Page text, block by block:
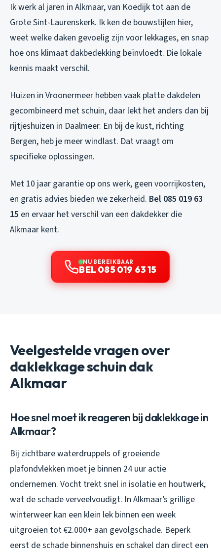
Ik werk al jaren in Alkmaar, van Koedijk tot aan de
Grote Sint-Laurenskerk. Ik ken de bouwstijlen hier,
weet welke daken gevoelig zijn voor lekkages, en snap
hoe ons klimaat dakbedekking beïnvloedt. Die lokale
kennis maakt verschil.
Huizen in Vroonermeer hebben vaak platte dakdelen
gecombineerd met schuin, daar lekt het anders dan bij
rijtjeshuizen in Daalmeer. En bij de kust, richting
Bergen, heb je meer windlast. Dat vraagt om
specifieke oplossingen.
Met 10 jaar garantie op ons werk, geen voorrijkosten,
en gratis advies bieden we zekerheid. Bel 085 019 63
15 en ervaar het verschil van een dakdekker die
Alkmaar kent.
NU BEREIKBAAR
BEL 085 019 63 15
Veelgestelde vragen over
daklekkage schuin dak
Alkmaar
Hoe snel moet ik reageren bij daklekkage in
Alkmaar?
Bij zichtbare waterdruppels of groeiende
plafondvlekken moet je binnen 24 uur actie
ondernemen. Vocht trekt snel in isolatie en houtwerk,
wat de schade verveelvoudigt. In Alkmaar’s grillige
winterweer kan een klein lek binnen een week
uitgroeien tot €2.000+ aan gevolgschade. Beperk
eerst de schade binnenshuis en schakel dan direct een